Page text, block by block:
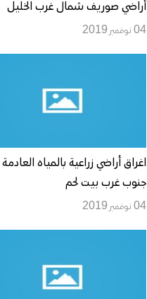
أراضي صوريف شمال غرب الخليل
04 نوفمبر 2019
اغراق أراضي زراعية بالمياه العادمة
جنوب غرب بيت لحم
04 نوفمبر 2019